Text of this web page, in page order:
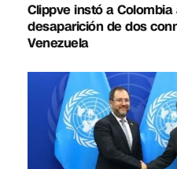
Clippve instó a
desaparición de dos
Venezuela